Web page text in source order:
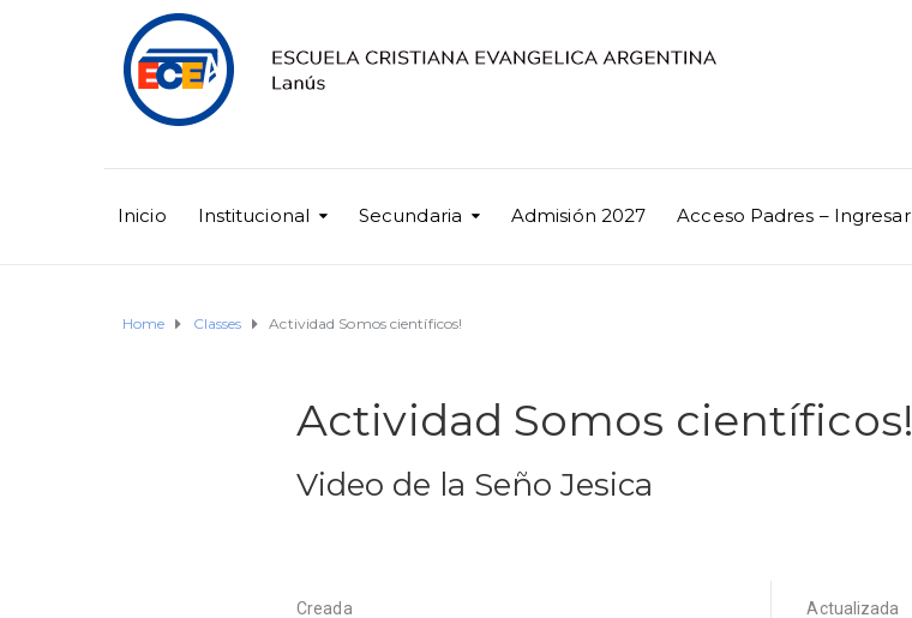
Inicio Institucional Secundaria Admisión 2027 Acceso Padres – Ingresar
Home Classes Actividad Somos científicos!
Actividad Somos científicos!
Video de la Seño Jesica
Creada Actualizada